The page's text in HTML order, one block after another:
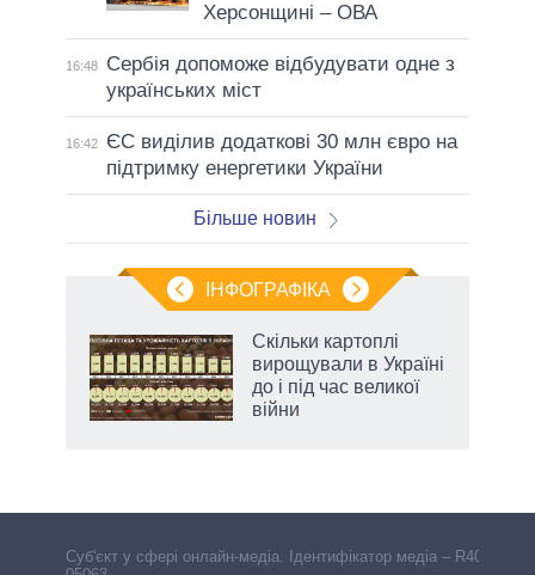
Херсонщині – ОВА
16:48
Сербія допоможе відбудувати одне з
українських міст
16:42
ЄС виділив додаткові 30 млн євро на
підтримку енергетики України
Більше новин
ІНФОГРАФІКА
Скільки картоплі
вирощували в Україні
до і під час великої
війни
Cуб'єкт у сфері онлайн-медіа. Ідентифікатор медіа – R40-